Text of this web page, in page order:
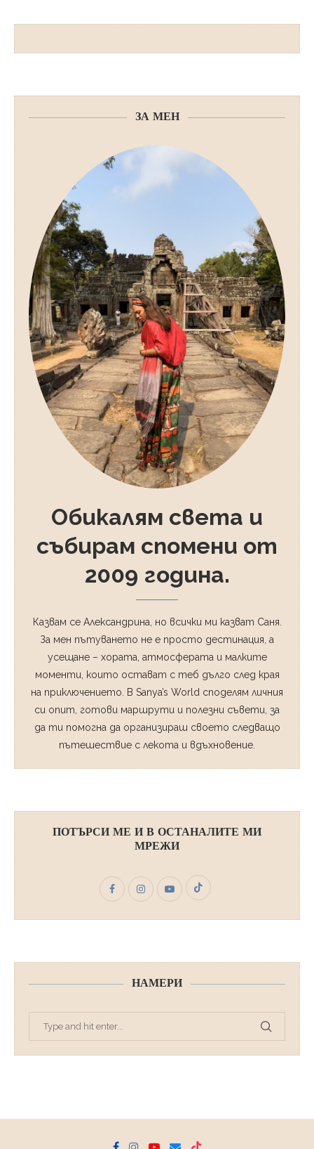
ЗА МЕН
Обикалям света и
събирам спомени от
2009 година.
Казвам се Александрина, но всички ми казват Саня.
За мен пътуването не е просто дестинация, а
усещане – хората, атмосферата и малките
моменти, които остават с теб дълго след края
на приключението. В Sanya’s World споделям личния
си опит, готови маршрути и полезни съвети, за
да ти помогна да организираш своето следващо
пътешествие с лекота и вдъхновение.
ПОТЪРСИ МЕ И В ОСТАНАЛИТЕ МИ
МРЕЖИ
НАМЕРИ